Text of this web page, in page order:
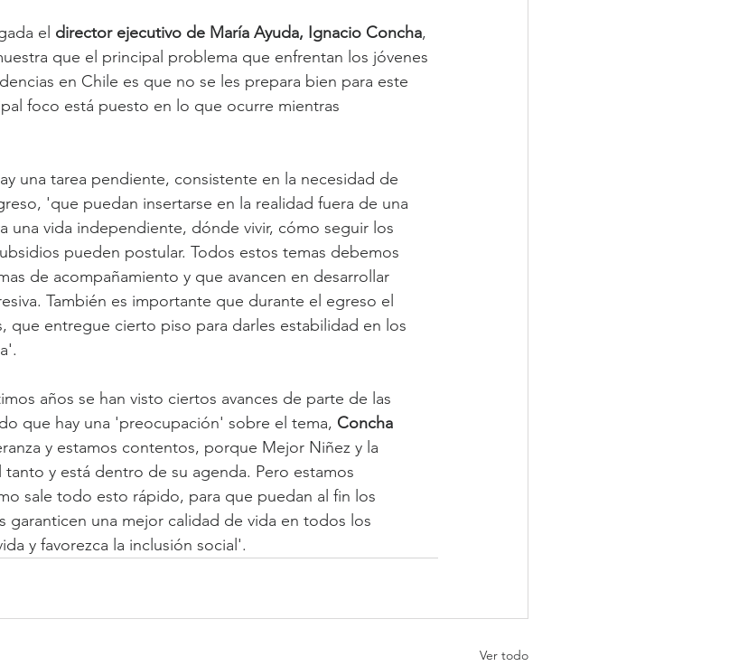
el director ejecutivo de María Ayuda, Ignacio Concha,
que el principal problema que enfrentan los jóvenes
en Chile es que no se les prepara bien para este
foco está puesto en lo que ocurre mientras
una tarea pendiente, consistente en la necesidad de
'que puedan insertarse en la realidad fuera de una
una vida independiente, dónde vivir, cómo seguir los
pueden postular. Todos estos temas debemos
de acompañamiento y que avancen en desarrollar
También es importante que durante el egreso el
que entregue cierto piso para darles estabilidad en los
años se han visto ciertos avances de parte de las
que hay una 'preocupación' sobre el tema, Concha
y estamos contentos, porque Mejor Niñez y la
tanto y está dentro de su agenda. Pero estamos
sale todo esto rápido, para que puedan al fin los
garanticen una mejor calidad de vida en todos los
y favorezca la inclusión social'.
Ver todo